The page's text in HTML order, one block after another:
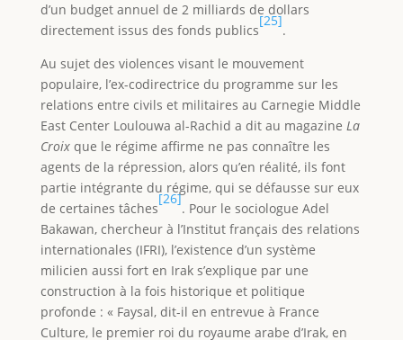
d’un budget annuel de 2 milliards de dollars
directement issus des fonds publics
[25]
.
Au sujet des violences visant le mouvement
populaire, l’ex-codirectrice du programme sur les
relations entre civils et militaires au Carnegie Middle
East Center Loulouwa al-Rachid a dit au magazine La
Croixque le régime affirme ne pas connaître les
agents de la répression, alors qu’en réalité, ils font
partie intégrante du régime, qui se défausse sur eux
de certaines tâches
[26]
. Pour le sociologue Adel
Bakawan, chercheur à l’Institut français des relations
internationales (IFRI), l’existence d’un système
milicien aussi fort en Irak s’explique par une
construction à la fois historique et politique
profonde : « Faysal, dit-il en entrevue à France
Culture, le premier roi du royaume arabe d’Irak, en